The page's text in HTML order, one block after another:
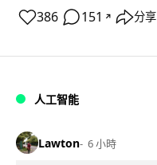
386 151 ↗ 分享
人工智能
Lawton 6 小時